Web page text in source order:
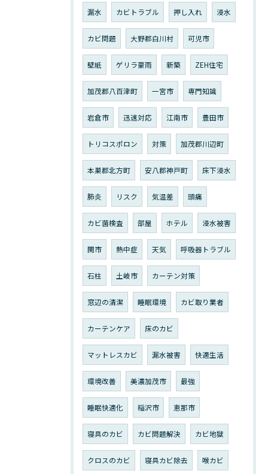
漏水 カビトラブル 押し入れ 浸水
カビ問題 大野郡白川村 可児市
壁紙 ゲリラ豪雨 新築 ZEH住宅
加茂郡八百津町 一宮市 専門知識
岩倉市 迅速対応 江南市 豊田市
トリコスポロン 対策 加茂郡川辺町
本巣郡北方町 安八郡神戸町 床下浸水
肺炎 リスク 気温差 頭痛
カビ菌検査 部屋 ホテル 浸水被害
関市 熱中症 天気 呼吸器トラブル
石柱 土岐市 カーテン対策
窓辺の清潔 睡眠環境 カビ取り業者
カーテンケア 床のカビ
マットレスカビ 漏水被害 快適生活
環境改善 美濃加茂市 最強
睡眠快適化 稲沢市 恵那市
寝具のカビ カビ問題解決 カビ地獄
クロスのカビ 寝具カビ除去 喉カビ